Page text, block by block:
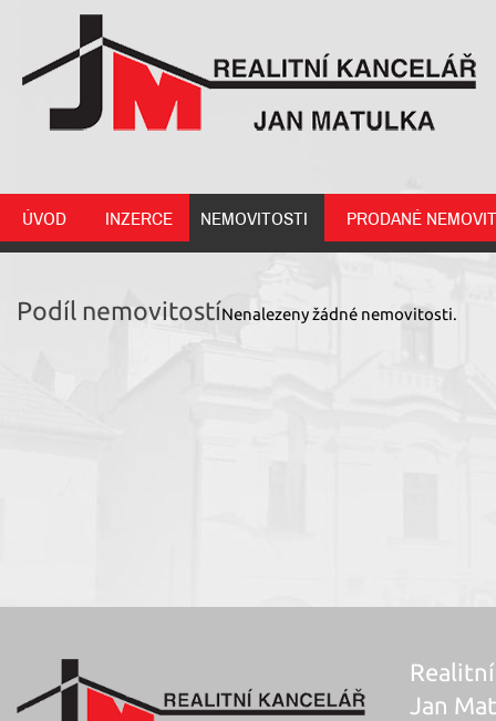
ÚVOD INZERCE NEMOVITOSTI PRODANÉ
Podíl nemovitostíNenalezeny žádné nemovitosti.
Jan